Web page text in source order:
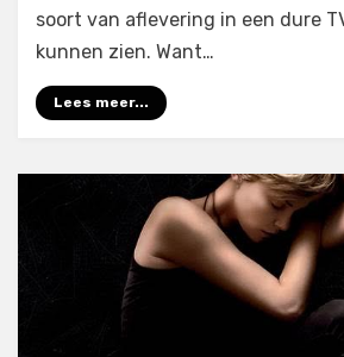
soort van aflevering in een dure
kunnen zien. Want…
Lees meer...